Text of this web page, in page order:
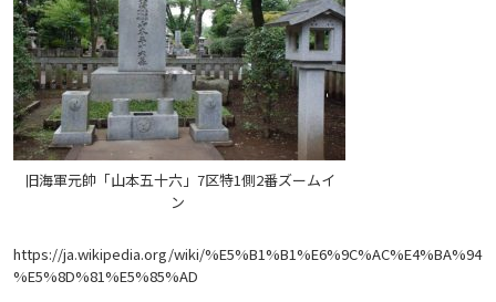
旧海軍元帥「山本五十六」7区特1側2番ズームイ
ン
https://ja.wikipedia.org/wiki/%E5%B1%B1%E6%9C%AC%E4%BA%94
%E5%8D%81%E5%85%AD